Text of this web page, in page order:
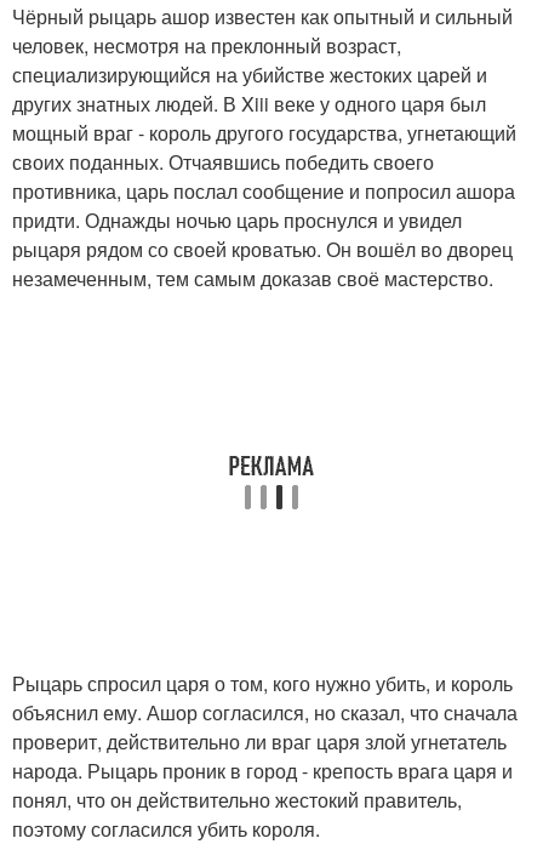
Чёрный рыцарь ашор известен как опытный и сильный
человек, несмотря на преклонный возраст,
специализирующийся на убийстве жестоких царей и
других знатных людей. В Xiii веке у одного царя был
мощный враг - король другого государства, угнетающий
своих поданных. Отчаявшись победить своего
противника, царь послал сообщение и попросил ашора
придти. Однажды ночью царь проснулся и увидел
рыцаря рядом со своей кроватью. Он вошёл во дворец
незамеченным, тем самым доказав своё мастерство.
Рыцарь спросил царя о том, кого нужно убить, и король
объяснил ему. Ашор согласился, но сказал, что сначала
проверит, действительно ли враг царя злой угнетатель
народа. Рыцарь проник в город - крепость врага царя и
понял, что он действительно жестокий правитель,
поэтому согласился убить короля.